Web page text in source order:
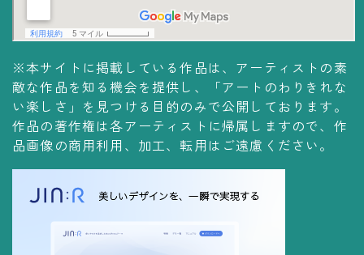
アイテム・サービス
コレクションの仕方
Yoshiteru Collection
飾る
飾り方
保管方法
※本サイトに掲載している作品は、アーティストの素
敵な作品を知る機会を提供し、「アートのわりきれな
い楽しさ」を見つける目的のみで公開しております。
作品の著作権は各アーティストに帰属しますので、作
品画像の商用利用、加工、転用はご遠慮ください。